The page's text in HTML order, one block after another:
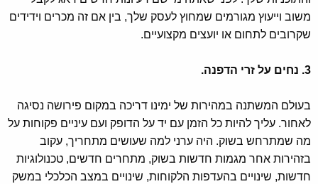
משוב וייעוץ מגורמים שמחוץ לעסק שלך, בין אם זה מכרים וידידים
שקרובים לתחום או יועצים מקצועיים.
בעולם המשתנה במהירות של ימינו דריכה במקום פירושה נסיגה
לאחור. עליך להיות כל הזמן עם יד על הדופק ועם עיניים פקוחות על
מה שמתרחש בשוק. היה ערני למה שעושים מתחריך, עקוב
בזהירות אחר מגמות חדשות בשוק, מתחרים חדשים, טכנולוגיות
חדשות, שינויים בהעדפות הלקוחות, שינויים במצב הכלכלי במשק